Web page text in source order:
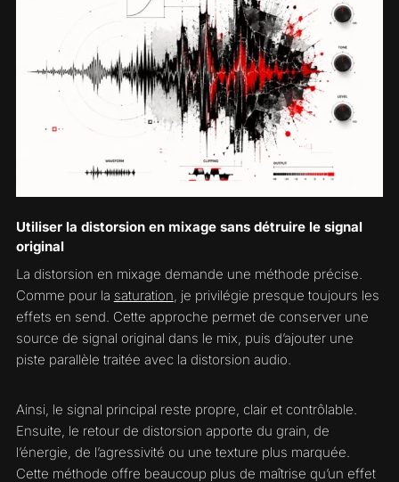
Utiliser la distorsion en mixage sans détruire le signal
original
La distorsion en mixage demande une méthode précise.
Comme pour la saturation , je privilégie presque toujours les
effets en send. Cette approche permet de conserver une
source de signal original dans le mix, puis d’ajouter une
piste parallèle traitée avec la distorsion audio.
Ainsi, le signal principal reste propre, clair et contrôlable.
Ensuite, le retour de distorsion apporte du grain, de
l’énergie, de l’agressivité ou une texture plus marquée.
Cette méthode offre beaucoup plus de maîtrise qu’un effet